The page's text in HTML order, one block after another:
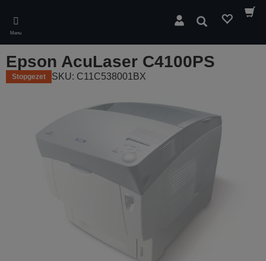
main
content
Menu
Zoeken
Epson AcuLaser C4100PS
Stopgezet SKU: C11C538001BX